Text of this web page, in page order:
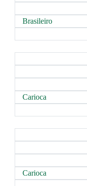
Brasileiro
Carioca
Carioca